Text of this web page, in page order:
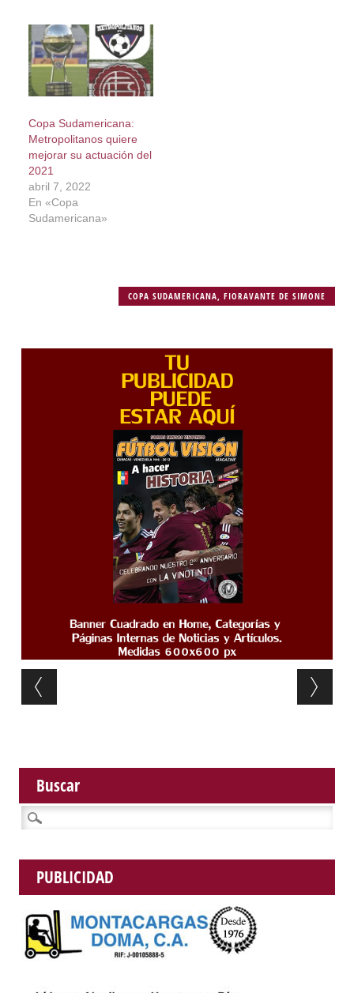
Copa Sudamericana:
Metropolitanos quiere
mejorar su actuación del
2021
abril 7, 2022
En «Copa
Sudamericana»
COPA SUDAMERICANA ,FIORAVANTE DE SIMONE
Post navigation
Buscar
Buscar:
PUBLICIDAD